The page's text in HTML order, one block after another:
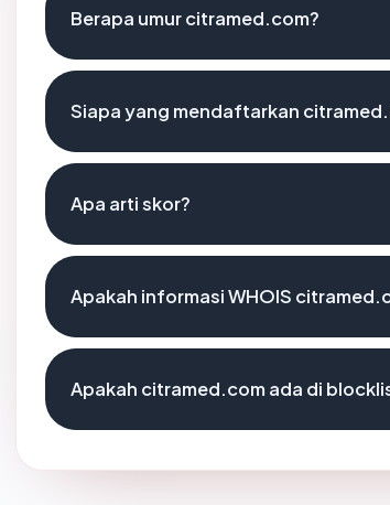
Berapa umur citramed.com?
Siapa yang mendaftarkan
Apa arti skor?
Apakah informasi WHOIS
Apakah citramed.com ada di